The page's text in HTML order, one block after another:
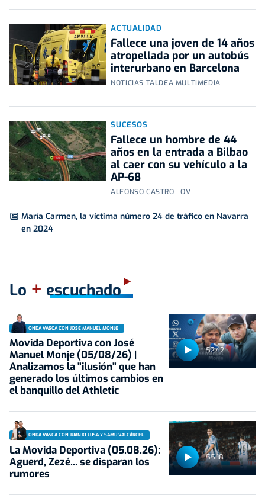
ACTUALIDAD
Fallece una joven de 14 años
atropellada por un autobús
interurbano en Barcelona
NOTICIAS TALDEA MULTIMEDIA
SUCESOS
Fallece un hombre de 44
años en la entrada a Bilbao
al caer con su vehículo a la
AP-68
ALFONSO CASTRO | OV
María Carmen, la víctima número 24 de tráfico en Navarra
en 2024
Lo + escuchado
52:42
ONDA VASCA CON JOSÉ MANUEL MONJE
Movida Deportiva con José
Manuel Monje (05/08/26) |
Analizamos la "ilusión" que han
generado los últimos cambios en
el banquillo del Athletic
55:18
ONDA VASCA CON JUANJO LUSA Y SAMU VALCÁRCEL
La Movida Deportiva (05.08.26):
Aguerd, Zezé... se disparan los
rumores